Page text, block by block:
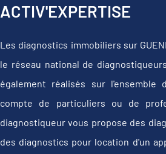
ACTIV'EXPERTISE
Les diagnostics immobiliers sur
le réseau national de diagnostiqueurs
également réalisés sur
compte de particuliers ou de
diagnostiqueur vous propose des
des diagnostics pour location d'un